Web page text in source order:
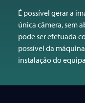
É possível gerar a
única câmera, sem
pode ser efetuada
possível da
instalação do